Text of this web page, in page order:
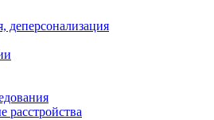
деперсонализация
расстройства